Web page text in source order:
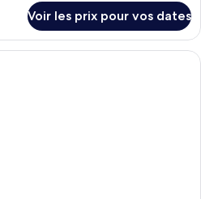
Voir les prix pour vos dates
Une chambre d’hôtel avec un lit,